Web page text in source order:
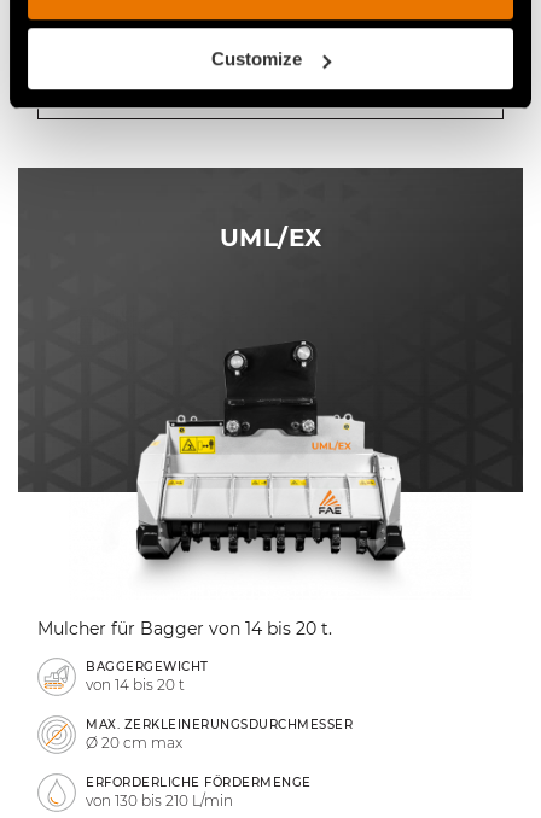
Customize
von 90 bis 170 L/min
UML/EX
Mulcher für Bagger von 14 bis 20 t.
BAGGERGEWICHT
von 14 bis 20 t
MAX. ZERKLEINERUNGSDURCHMESSER
Ø 20 cm max
ERFORDERLICHE FÖRDERMENGE
von 130 bis 210 L/min